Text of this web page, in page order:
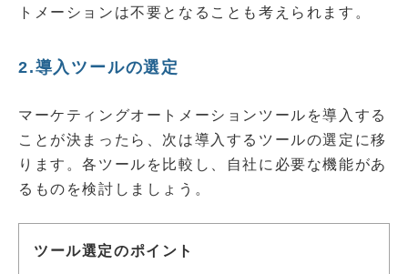
トメーションは不要となることも考えられます。
2.導入ツールの選定
マーケティングオートメーションツールを導入する
ことが決まったら、次は導入するツールの選定に移
ります。各ツールを比較し、自社に必要な機能があ
るものを検討しましょう。
ツール選定のポイント